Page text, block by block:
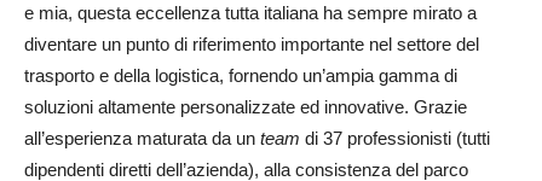
e mia, questa eccellenza tutta italiana ha sempre mirato a
diventare un punto di riferimento importante nel settore del
trasporto e della logistica, fornendo un’ampia gamma di
soluzioni altamente personalizzate ed innovative. Grazie
all’esperienza maturata da un team di 37 professionisti (tutti
dipendenti diretti dell’azienda), alla consistenza del parco